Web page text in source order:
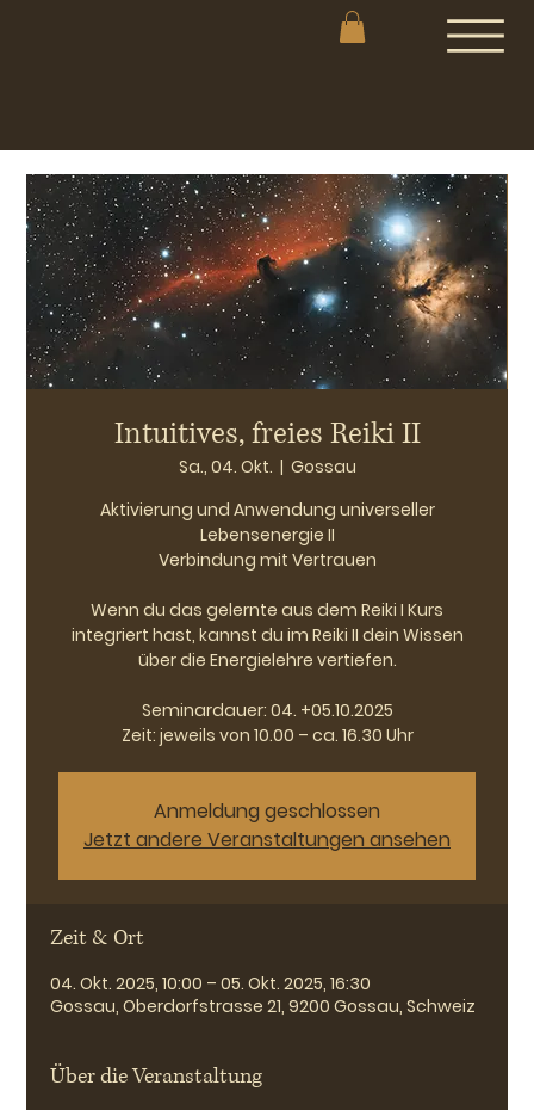
Intuitives, freies Reiki II
Sa., 04. Okt.
  |
Gossau
Aktivierung und Anwendung universeller
Lebensenergie II
Verbindung mit Vertrauen
Wenn du das gelernte aus dem Reiki I Kurs
integriert hast, kannst du im Reiki II dein Wissen
über die Energielehre vertiefen.
Seminardauer: 04. +05.10.2025
Zeit: jeweils von 10.00 – ca. 16.30 Uhr
Anmeldung geschlossen
Jetzt andere Veranstaltungen ansehen
Zeit & Ort
04. Okt. 2025, 10:00 – 05. Okt. 2025, 16:30
Gossau, Oberdorfstrasse 21, 9200 Gossau, Schweiz
Über die Veranstaltung